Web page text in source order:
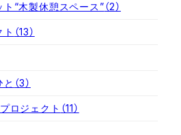
“木製休憩スペース”（2）
（13）
（3）
ロジェクト （11）